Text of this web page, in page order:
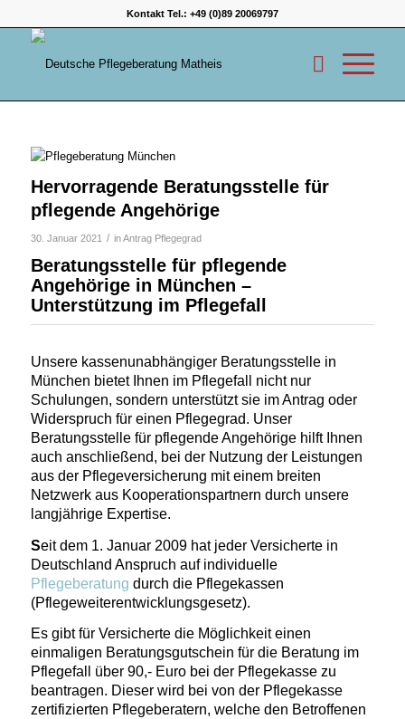
Kontakt Tel.: +49 (0)89 20069797
Hervorragende Beratungsstelle für
pflegende Angehörige
30. Januar 2021 / inAntrag Pflegegrad
Beratungsstelle für pflegende
Angehörige in München –
Unterstützung im Pflegefall
Unsere kassenunabhängiger Beratungsstelle in
München bietet Ihnen im Pflegefall nicht nur
Schulungen, sondern unterstützt sie im Antrag oder
Widerspruch für einen Pflegegrad. Unser
Beratungsstelle für pflegende Angehörige hilft Ihnen
auch anschließend, bei der Nutzung der Leistungen
aus der Pflegeversicherung mit einem breiten
Netzwerk aus Kooperationspartnern durch unsere
langjährige Expertise.
Seit dem 1. Januar 2009 hat jeder Versicherte in
Deutschland Anspruch auf individuelle
Pflegeberatung durch die Pflegekassen
(Pflegeweiterentwicklungsgesetz).
Es gibt für Versicherte die Möglichkeit einen
einmaligen Beratungsgutschein für die Beratung im
Pflegefall über 90,- Euro bei der Pflegekasse zu
beantragen. Dieser wird bei von der Pflegekasse
zertifizierten Pflegeberatern, welche den Betroffenen